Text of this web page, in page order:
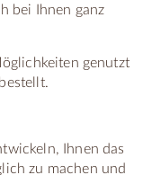
bei Ihnen ganz
genutzt
Ihnen das
zu machen und